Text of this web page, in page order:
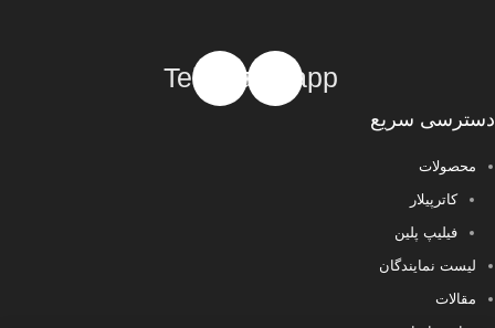
Whatsapp
Telegram
دسترسی سریع
محصولات
کاترپیلار
فیلیپ پلین
لیست نمایندگان
مقالات